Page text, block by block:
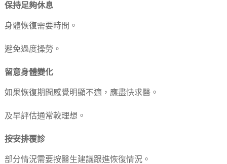
保持足夠休息
身體恢復需要時間。
避免過度操勞。
留意身體變化
如果恢復期間感覺明顯不適，應盡快求醫。
及早評估通常較理想。
按安排覆診
部分情況需要按醫生建議跟進恢復情況。